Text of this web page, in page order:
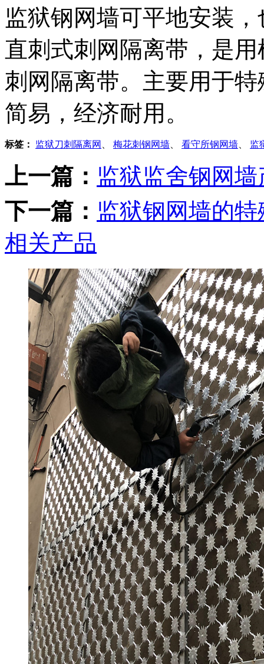
监狱钢网墙可平地安装
直刺式刺网隔离带，是
刺网隔离带。主要用于
简易，经济耐用。
标签： 监狱刀刺隔离网 梅花刺钢网墙 看守所钢网墙 监
上一篇： 监狱监舍钢网
下一篇： 监狱钢网墙的特
相关产品